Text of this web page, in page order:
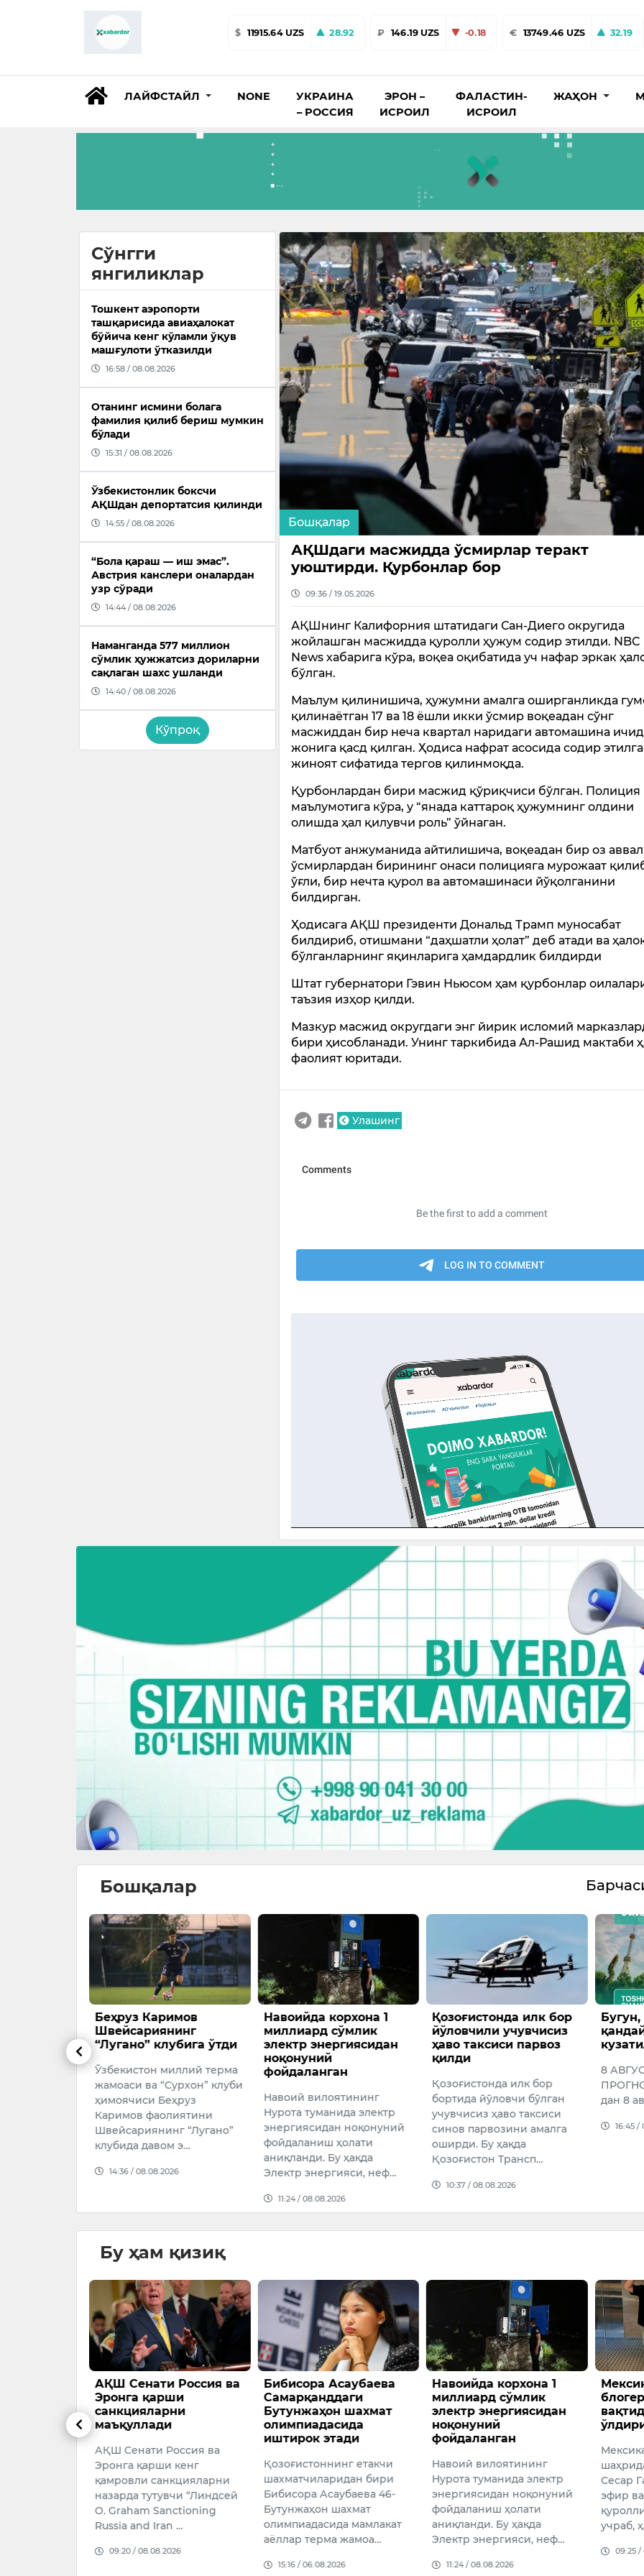
$ 11915.64 UZS 28.92 ₽ 146.19 UZS -0.18 € 13749.46 UZS 32.19
ЛАЙФСТАЙЛ NONE
УКРАИНА
– РОССИЯ
ЭРОН –
ИСРОИЛ
ФАЛАСТИН-
ИСРОИЛ
ЖАҲОН
Сўнгги
янгиликлар
Тошкент аэропорти
ташқарисида авиаҳалокат
бўйича кенг кўламли ўқув
машғулоти ўтказилди
16:58 / 08.08.2026
Отанинг исмини болага
фамилия қилиб бериш мумкин
бўлади
15:31 / 08.08.2026
Ўзбекистонлик боксчи
АҚШдан депортатсия қилинди
14:55 / 08.08.2026
“Бола қараш — иш эмас”.
Австрия канслери оналардан
узр сўради
14:44 / 08.08.2026
Наманганда 577 миллион
сўмлик ҳужжатсиз дориларни
сақлаган шахс ушланди
14:40 / 08.08.2026
Кўпроқ
Бошқалар
АҚШдаги масжидда ўсмирлар теракт
уюштирди. Қурбонлар бор
09:36 / 19.05.2026
АҚШнинг Калифорния штатидаги Сан-Диего округида
жойлашган масжидда қуролли ҳужум содир этилди. NBC
News хабарига кўра, воқеа оқибатида уч нафар эркак
бўлган.
Маълум қилинишича, ҳужумни амалга оширганликда
қилинаётган 17 ва 18 ёшли икки ўсмир воқеадан сўнг
масжиддан бир неча квартал наридаги автомашина
жонига қасд қилган. Ҳодиса нафрат асосида содир
жиноят сифатида тергов қилинмоқда.
Қурбонлардан бири масжид қўриқчиси бўлган. Полиция
маълумотига кўра, у “янада каттароқ ҳужумнинг олдини
олишда ҳал қилувчи роль” ўйнаган.
Матбуот анжуманида айтилишича, воқеадан бир оз аввал
ўсмирлардан бирининг онаси полицияга мурожаат
ўғли, бир нечта қурол ва автомашинаси йўқолганини
билдирган.
Ҳодисага АҚШ президенти Дональд Трамп муносабат
билдириб, отишмани “даҳшатли ҳолат” деб атади ва
бўлганларнинг яқинларига ҳамдардлик билдирди
Штат губернатори Гэвин Ньюсом ҳам қурбонлар
таъзия изҳор қилди.
Мазкур масжид округдаги энг йирик исломий
бири ҳисобланади. Унинг таркибида Ал-Рашид мактаби
фаолият юритади.
Улашинг
Бошқалар
Беҳруз Каримов
Швейсариянинг
“Лугано” клубига ўтди
Ўзбекистон миллий терма
жамоаси ва “Сурхон” клуби
ҳимоячиси Беҳруз
Каримов фаолиятини
Швейсариянинг “Лугано”
клубида давом э…
14:36 / 08.08.2026
Навоийда корхона 1
миллиард сўмлик
электр энергиясидан
ноқонуний
фойдаланган
Навоий вилоятининг
Нурота туманида электр
энергиясидан ноқонуний
фойдаланиш ҳолати
аниқланди. Бу ҳақда
Электр энергияси, неф…
11:24 / 08.08.2026
Қозоғистонда илк бор
йўловчили учувчисиз
ҳаво таксиси парвоз
қилди
Қозоғистонда илк бор
бортида йўловчи бўлган
учувчисиз ҳаво таксиси
синов парвозини амалга
оширди. Бу ҳақда
Қозоғистон Трансп…
10:37 / 08.08.2026
8
дан 8
16:45 /
Бу ҳам қизиқ
АҚШ Сенати Россия ва
Эронга қарши
санкцияларни
маъқуллади
АҚШ Сенати Россия ва
Эронга қарши кенг
қамровли санкцияларни
назарда тутувчи “Линдсей
O. Graham Sanctioning
Russia and Iran …
09:20 / 08.08.2026
Бибисора Асаубаева
Самарқанддаги
Бутунжаҳон шахмат
олимпиадасида
иштирок этади
Қозоғистоннинг етакчи
шахматчиларидан бири
Бибисора Асаубаева 46-
Бутунжаҳон шахмат
олимпиадасида мамлакат
аёллар терма жамоа…
15:16 / 06.08.2026
Навоийда корхона 1
миллиард сўмлик
электр энергиясидан
ноқонуний
фойдаланган
Навоий вилоятининг
Нурота туманида электр
энергиясидан ноқонуний
фойдаланиш ҳолати
аниқланди. Бу ҳақда
Электр энергияси, неф…
11:24 / 08.08.2026
Сесар
эфир
учраб,
09:25 /